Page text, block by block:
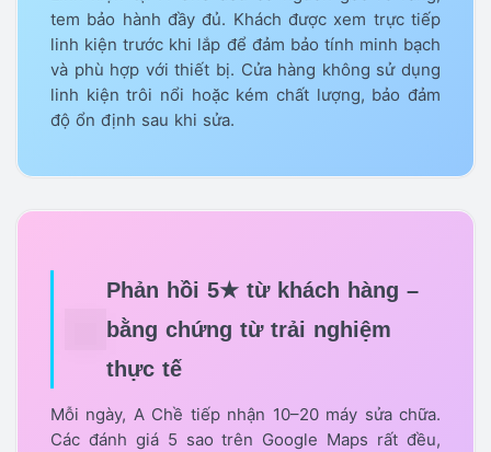
tem bảo hành đầy đủ. Khách được xem trực tiếp
linh kiện trước khi lắp để đảm bảo tính minh bạch
và phù hợp với thiết bị. Cửa hàng không sử dụng
linh kiện trôi nổi hoặc kém chất lượng, bảo đảm
độ ổn định sau khi sửa.
Phản hồi 5★ từ khách hàng –
bằng chứng từ trải nghiệm
thực tế
Mỗi ngày, A Chề tiếp nhận 10–20 máy sửa chữa.
Các đánh giá 5 sao trên Google Maps rất đều,